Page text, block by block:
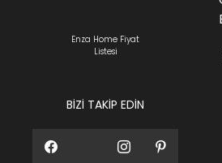
Enza Home Fiyat
Listesi
BİZİ TAKİP EDİN